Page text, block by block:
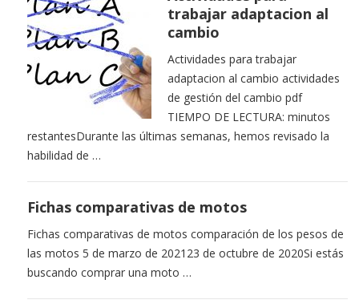
trabajar adaptacion al
cambio
Actividades para trabajar
adaptacion al cambio actividades
de gestión del cambio pdf
TIEMPO DE LECTURA: minutos
restantesDurante las últimas semanas, hemos revisado la
habilidad de …
Fichas comparativas de motos
Fichas comparativas de motos comparación de los pesos de
las motos 5 de marzo de 202123 de octubre de 2020Si estás
buscando comprar una moto …